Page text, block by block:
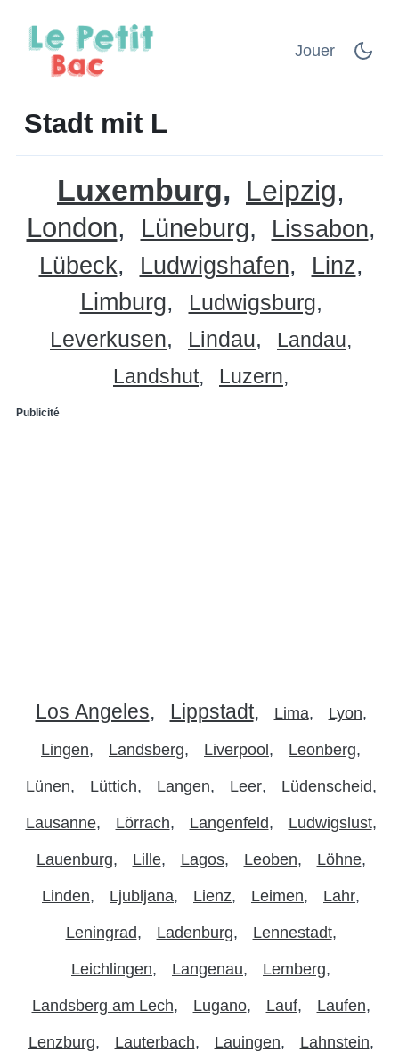
Jouer
Stadt mit L
Luxemburg Leipzig
London Lüneburg
Lissabon
Lübeck
Ludwigshafen
Linz
Limburg
Ludwigsburg
Leverkusen
Lindau
Landau
Landshut
Luzern
Publicité
Los Angeles Lippstadt Lima Lyon
Lingen Landsberg Liverpool Leonberg
Lünen Lüttich Langen Leer Lüdenscheid
Lausanne Lörrach Langenfeld Ludwigslust
Lauenburg Lille Lagos Leoben Löhne
Linden Ljubljana Lienz Leimen Lahr
Leningrad Ladenburg Lennestadt
Leichlingen Langenau Lemberg
Landsberg am Lech Lugano Lauf Laufen
Lenzburg Lauterbach Lauingen Lahnstein